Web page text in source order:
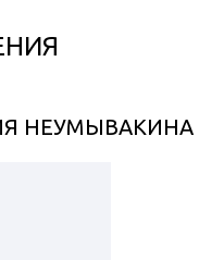
НЕУМЫВАКИНА